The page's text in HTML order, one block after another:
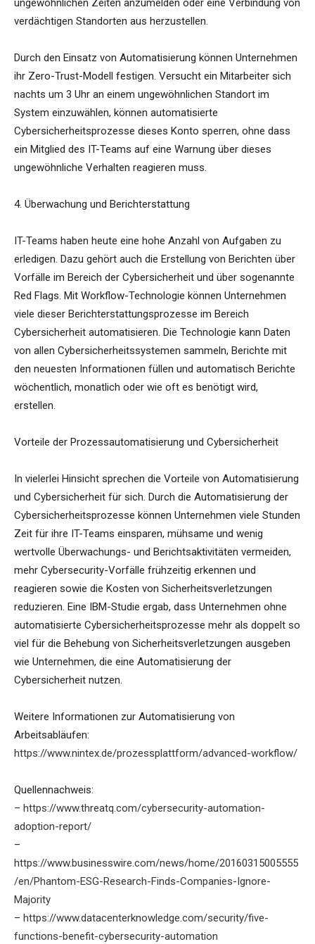
ungewöhnlichen Zeiten anzumelden oder eine Verbindung von
verdächtigen Standorten aus herzustellen.
Durch den Einsatz von Automatisierung können Unternehmen
ihr Zero-Trust-Modell festigen. Versucht ein Mitarbeiter sich
nachts um 3 Uhr an einem ungewöhnlichen Standort im
System einzuwählen, können automatisierte
Cybersicherheitsprozesse dieses Konto sperren, ohne dass
ein Mitglied des IT-Teams auf eine Warnung über dieses
ungewöhnliche Verhalten reagieren muss.
4. Überwachung und Berichterstattung
IT-Teams haben heute eine hohe Anzahl von Aufgaben zu
erledigen. Dazu gehört auch die Erstellung von Berichten über
Vorfälle im Bereich der Cybersicherheit und über sogenannte
Red Flags. Mit Workflow-Technologie können Unternehmen
viele dieser Berichterstattungsprozesse im Bereich
Cybersicherheit automatisieren. Die Technologie kann Daten
von allen Cybersicherheitssystemen sammeln, Berichte mit
den neuesten Informationen füllen und automatisch Berichte
wöchentlich, monatlich oder wie oft es benötigt wird,
erstellen.
Vorteile der Prozessautomatisierung und Cybersicherheit
In vielerlei Hinsicht sprechen die Vorteile von Automatisierung
und Cybersicherheit für sich. Durch die Automatisierung der
Cybersicherheitsprozesse können Unternehmen viele Stunden
Zeit für ihre IT-Teams einsparen, mühsame und wenig
wertvolle Überwachungs- und Berichtsaktivitäten vermeiden,
mehr Cybersecurity-Vorfälle frühzeitig erkennen und
reagieren sowie die Kosten von Sicherheitsverletzungen
reduzieren. Eine IBM-Studie ergab, dass Unternehmen ohne
automatisierte Cybersicherheitsprozesse mehr als doppelt so
viel für die Behebung von Sicherheitsverletzungen ausgeben
wie Unternehmen, die eine Automatisierung der
Cybersicherheit nutzen.
Weitere Informationen zur Automatisierung von
Arbeitsabläufen:
https://www.nintex.de/prozessplattform/advanced-workflow/
Quellennachweis:
– https://www.threatq.com/cybersecurity-automation-
adoption-report/
–
https://www.businesswire.com/news/home/20160315005555
/en/Phantom-ESG-Research-Finds-Companies-Ignore-
Majority
– https://www.datacenterknowledge.com/security/five-
functions-benefit-cybersecurity-automation